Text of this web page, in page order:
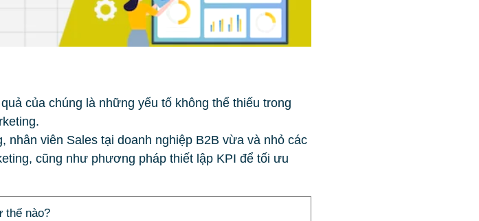
của chúng là những yếu tố không thể thiếu trong
nhân viên Sales tại doanh nghiệp B2B vừa và nhỏ các
cũng như phương pháp thiết lập KPI để tối ưu
thế nào?